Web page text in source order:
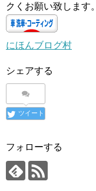
クくお願い致します。
にほんブログ村
シェアする
ツイート
フォローする